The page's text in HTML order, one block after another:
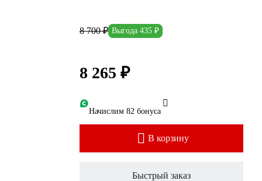
8 700 ₽ Выгода 435 ₽
8 265 ₽
Начислим 82 бонуса
В корзину
Быстрый заказ